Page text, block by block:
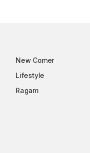
New Comer
Lifestyle
Ragam